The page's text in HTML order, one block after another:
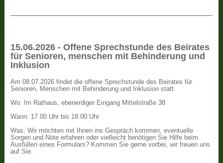
15.06.2026 - Offene Sprechstunde des Beirates
für Senioren, menschen mit Behinderung und
Inklusion
Am 08.07.2026 findet die offene Sprechstunde des Beirates für
Senioren, Menschen mit Behinderung und Inklusion statt.
Wo: Im Rathaus, ebenerdiger Eingang Mittelstraße 38
Wann: 17.00 Uhr bis 18.00 Uhr
Was: Wir möchten mit Ihnen ins Gespräch kommen, eventuelle
Sorgen und Nöte erfahren oder vielleicht benötigen Sie Hilfe beim
Ausfüllen eines Formulars? Kommen Sie gerne vorbei, wir freuen uns
auf Sie.